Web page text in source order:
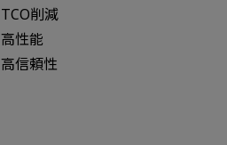
TCO削減
高性能
高信頼性